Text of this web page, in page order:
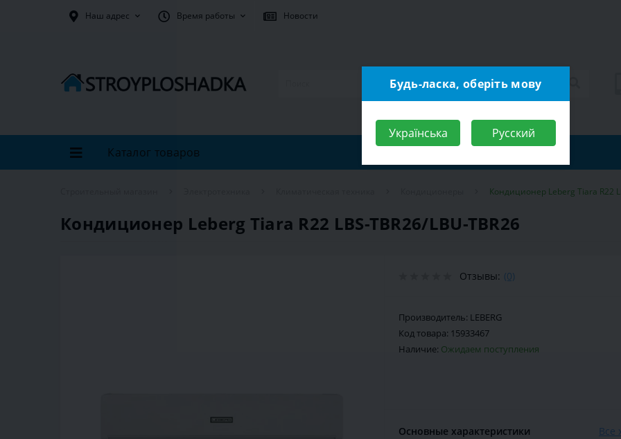
Наш адрес Время работы Новости
Каталог товаров
Кондиционер Leberg Tiara R22
Кондиционер Leberg Tiara R22 LBS-TBR26/LBU-TBR26
Отзывы: (0)
Производитель: LEBERG
Код товара: 15933467
Наличие: Ожидаем поступления
Основные характеристики Все
Будь-ласка, оберіть мову
Українська Русский